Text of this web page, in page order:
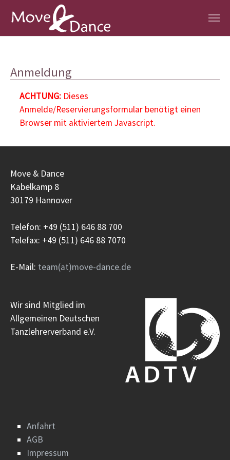
Anmeldung
ACHTUNG:Dieses
Anmelde/Reservierungsformular benötigt einen
Browser mit aktiviertem Javascript.
Move & Dance
Kabelkamp 8
30179 Hannover
Telefon: +49 (511) 646 88 700
Telefax: +49 (511) 646 88 7070
E-Mail: team(at)move-dance.de
Wir sind Mitglied im
Allgemeinen Deutschen
Tanzlehrerverband e.V.
Anfahrt
AGB
Impressum